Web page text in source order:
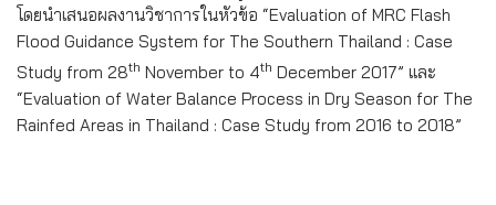
โดยนำเสนอผลงานวิชาการในหัวข้อ “Evaluation of MRC Flash
Flood Guidance System for The Southern Thailand : Case
Study from 28th November to 4th December 2017” และ
“Evaluation of Water Balance Process in Dry Season for The
Rainfed Areas in Thailand : Case Study from 2016 to 2018”